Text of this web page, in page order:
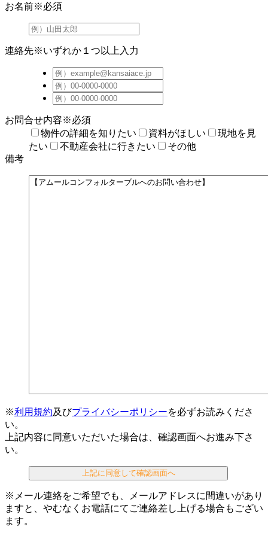
お名前※必須
連絡先※いずれか１つ以上入力
お問合せ内容※必須
物件の詳細を知りたい
資料がほしい
現地を見
たい
不動産会社に行きたい
その他
備考
※利用規約及びプライバシーポリシーを必ずお読みくださ
い。
上記内容に同意いただいた場合は、確認画面へお進み下さ
い。
上記に同意して確認画面へ
※メール連絡をご希望でも、メールアドレスに間違いがあり
ますと、やむなくお電話にてご連絡差し上げる場合もござい
ます。